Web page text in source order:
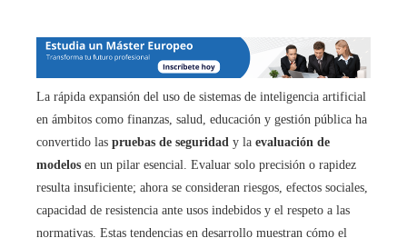
La rápida expansión del uso de sistemas de inteligencia artificial
en ámbitos como finanzas, salud, educación y gestión pública ha
convertido las pruebas de seguridad y la evaluación de
modelos en un pilar esencial. Evaluar solo precisión o rapidez
resulta insuficiente; ahora se consideran riesgos, efectos sociales,
capacidad de resistencia ante usos indebidos y el respeto a las
normativas. Estas tendencias en desarrollo muestran cómo el